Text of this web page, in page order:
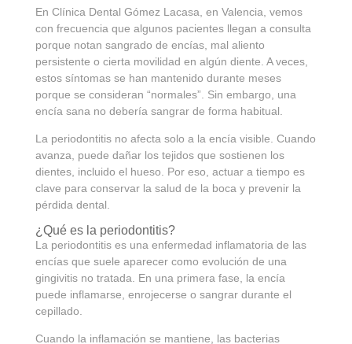
En Clínica Dental Gómez Lacasa, en Valencia, vemos
con frecuencia que algunos pacientes llegan a consulta
porque notan sangrado de encías, mal aliento
persistente o cierta movilidad en algún diente. A veces,
estos síntomas se han mantenido durante meses
porque se consideran “normales”. Sin embargo, una
encía sana no debería sangrar de forma habitual.
La periodontitis no afecta solo a la encía visible. Cuando
avanza, puede dañar los tejidos que sostienen los
dientes, incluido el hueso. Por eso, actuar a tiempo es
clave para conservar la salud de la boca y prevenir la
pérdida dental.
¿Qué es la periodontitis?
La periodontitis es una enfermedad inflamatoria de las
encías que suele aparecer como evolución de una
gingivitis no tratada. En una primera fase, la encía
puede inflamarse, enrojecerse o sangrar durante el
cepillado.
Cuando la inflamación se mantiene, las bacterias